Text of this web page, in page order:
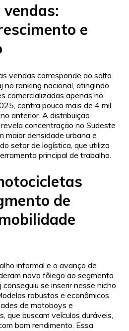
e
vendas corresponde ao salto
no ranking nacional, atingindo
comercializadas apenas no
contra pouco mais de 4 mil
anterior. A distribuição
concentração no Sudeste
maior densidade urbana e
setor de logística, que utiliza
principal de trabalho.
de
informal e o avanço de
novo fôlego ao segmento
se inserir nesse nicho
robustos e econômicos
de motoboys e
que buscam veículos duráveis,
bom rendimento. Essa